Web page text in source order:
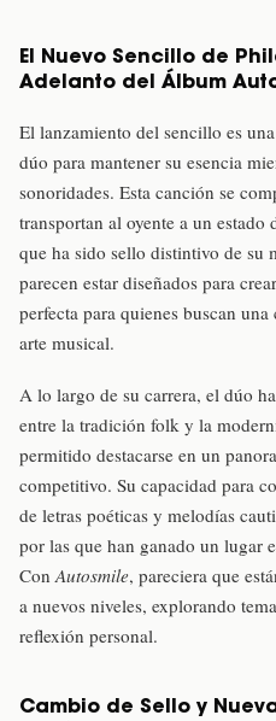
El Nuevo Sencillo de
Adelanto del Álbum
El lanzamiento del sencillo es
dúo para mantener su esencia
sonoridades. Esta canción se
transportan al oyente a un
que ha sido sello distintivo de su
parecen estar diseñados para
perfecta para quienes buscan
arte musical.
A lo largo de su carrera, el dúo
entre la tradición folk y la
permitido destacarse en un
competitivo. Su capacidad para
de letras poéticas y melodías
por las que han ganado un lugar
ConAutosmile, pareciera que
a nuevos niveles, explorando
reflexión personal.
Cambio de Sello y